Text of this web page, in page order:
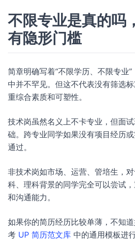
不限专业是真的吗
有隐形门槛
简章明确写着“不限学历、不限专业
中并不罕见。但这不代表没有筛选
重综合素质和可塑性。
技术岗虽然名义上不卡专业，但面
础。跨专业同学如果没有项目经历
通过。
非技术岗如市场、运营、管培生，
科、理科背景的同学完全可以尝试
和沟通能力。
如果你的简历经历比较单薄，不知
考 UP 简历范文库 中的通用模板进